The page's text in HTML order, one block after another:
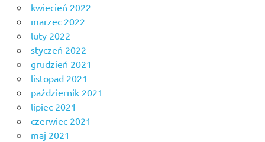
kwiecień 2022
marzec 2022
luty 2022
styczeń 2022
grudzień 2021
listopad 2021
październik 2021
lipiec 2021
czerwiec 2021
maj 2021